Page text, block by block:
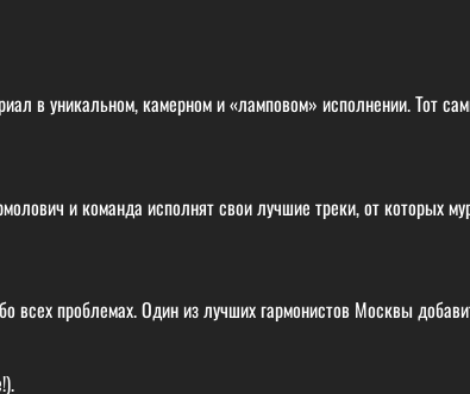
в уникальном, камерном и «ламповом» исполнении. Тот
и команда исполнят свои лучшие треки, от которых
всех проблемах. Один из лучших гармонистов Москвы